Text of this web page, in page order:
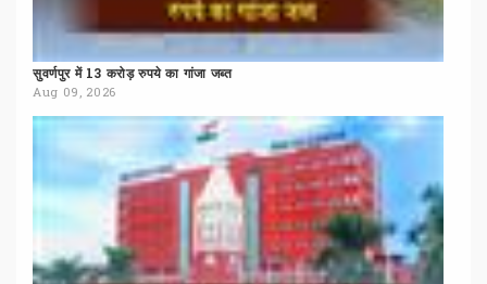
सुवर्णपुर में 13 करोड़ रुपये का गांजा जब्त
Aug 09, 2026